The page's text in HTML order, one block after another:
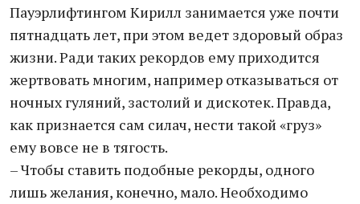
Пауэрлифтингом Кирилл занимается уже почти
пятнадцать лет, при этом ведет здоровый образ
жизни. Ради таких рекордов ему приходится
жертвовать многим, например отказываться от
ночных гуляний, застолий и дискотек. Правда,
как признается сам силач, нести такой «груз»
ему вовсе не в тягость.
– Чтобы ставить подобные рекорды, одного
лишь желания, конечно, мало. Необходимо